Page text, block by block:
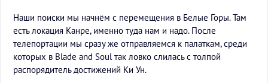
Наши поиски мы начнём с перемещения в Белые Горы. Там
есть локация Канре, именно туда нам и надо. После
телепортации мы сразу же отправляемся к палаткам, среди
которых в Blade and Soul так ловко слилась с толпой
распорядитель достижений Ки Ун.